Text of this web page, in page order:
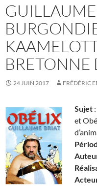
BRETONNE
24 JUIN 2017 FRÉDÉRIC
Sujet
et